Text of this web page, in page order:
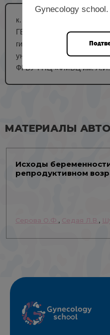
к. м. н., заместитель
ГБУЗ МО МОПЦ, доцент
гинекологии и
университета инноваций
ФГБУ ГНЦ «ФМБЦ им. А.И.
МАТЕРИАЛЫ
Исходы
репродуктивном
Серова О.Ф. , Седая Л.В. ,
Gynecology school.